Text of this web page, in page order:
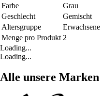
Farbe
Grau
Geschlecht
Gemischt
Altersgruppe
Erwachsene
Menge pro Produkt 2
Loading...
Loading...
Alle unsere Marken